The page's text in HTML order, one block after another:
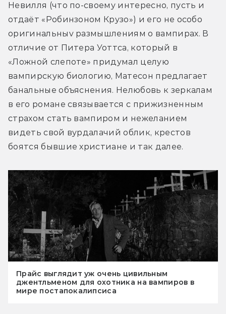
Невилля (что по-своему интересно, пусть и
отдаёт «Робинзоном Крузо») и его не особо
оригинальныv размышлениям о вампирах. В
отличие от Питера Уоттса, который в
«Ложной слепоте» придумал целую
вампирскую биологию, Матесон предлагает
банальные объяснения. Нелюбовь к зеркалам
в его романе связывается с прижизненным
страхом стать вампиром и нежеланием
видеть свой вурдалачий облик, крестов
боятся бывшие христиане и так далее.
Прайс выглядит уж очень цивильным
джентльменом для охотника на вампиров в
мире постапокалипсиса